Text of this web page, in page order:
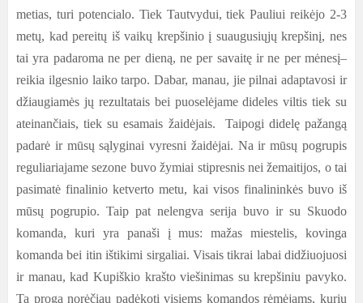
metias, turi potencialo. Tiek Tautvydui, tiek Pauliui reikėjo 2-3
metų, kad pereitų iš vaikų krepšinio į suaugusiųjų krepšinį, nes
tai yra padaroma ne per dieną, ne per savaitę ir ne per mėnesį–
reikia ilgesnio laiko tarpo. Dabar, manau, jie pilnai adaptavosi ir
džiaugiamės jų rezultatais bei puoselėjame dideles viltis tiek su
ateinančiais, tiek su esamais žaidėjais. Taipogi didelę pažangą
padarė ir mūsų sąlyginai vyresni žaidėjai. Na ir mūsų pogrupis
reguliariajame sezone buvo žymiai stipresnis nei žemaitijos, o tai
pasimatė finalinio ketverto metu, kai visos finalininkės buvo iš
mūsų pogrupio. Taip pat nelengva serija buvo ir su Skuodo
komanda, kuri yra panaši į mus: mažas miestelis, kovinga
komanda bei itin ištikimi sirgaliai. Visais tikrai labai didžiuojuosi
ir manau, kad Kupiškio krašto viešinimas su krepšiniu pavyko.
Ta proga norėčiau padėkoti visiems komandos rėmėjams, kurių